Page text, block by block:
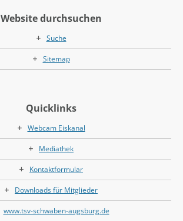
Website durchsuchen
Suche
Sitemap
Quicklinks
Webcam Eiskanal
Mediathek
Kontaktformular
Downloads für Mitglieder
www.tsv-schwaben-augsburg.de